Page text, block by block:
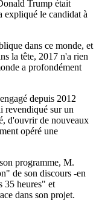
Trump était
expliqué le candidat à
dans ce monde, et
la tête, 2017 n'a rien
a profondément
depuis 2012
revendiqué sur un
d'ouvrir de nouveaux
opéré une
programme, M.
de son discours -en
35 heures" et
dans son projet.